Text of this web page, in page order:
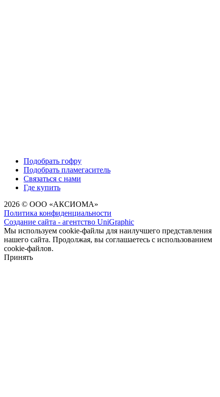
Подобрать гофру
Подобрать пламегаситель
Связаться с нами
Где купить
2026 © ООО «АКСИОМА»
Политика конфиденциальности
Создание сайта - агентство UniGraphic
Мы используем cookie-файлы для наилучшего представления
нашего сайта. Продолжая, вы соглашаетесь с использованием
cookie-файлов.
Принять